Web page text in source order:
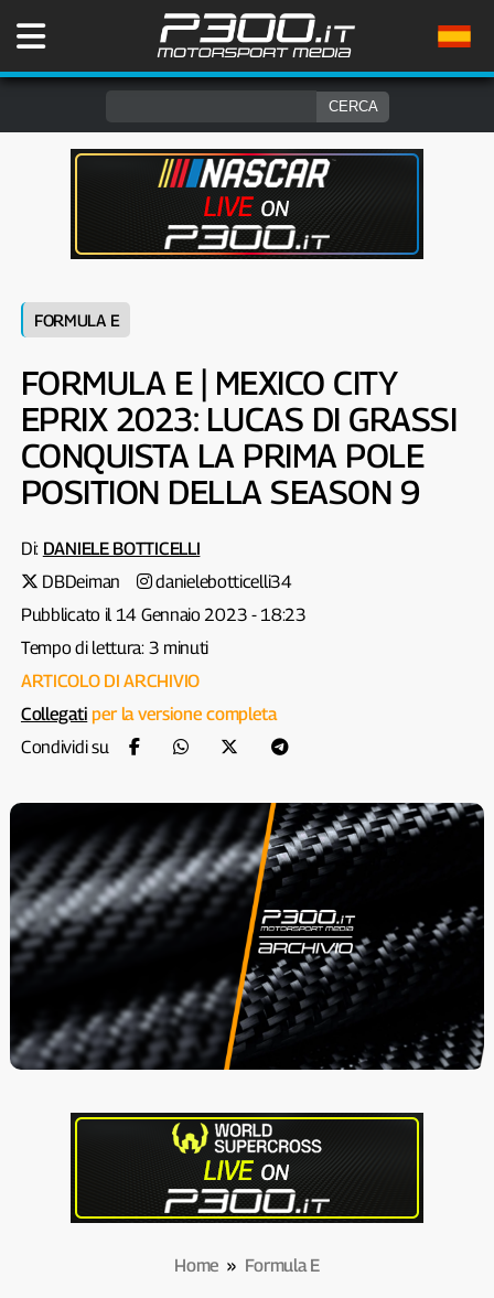
FORMULA E
FORMULA E | MEXICO CITY
EPRIX 2023: LUCAS DI GRASSI
CONQUISTA LA PRIMA POLE
POSITION DELLA SEASON 9
Di: DANIELE BOTTICELLI
DBDeiman
danielebotticelli34
Pubblicato il 14 Gennaio 2023 - 18:23
Tempo di lettura: 3 minuti
ARTICOLO DI ARCHIVIO
Collegati per la versione completa
Condividi su
Home » Formula E